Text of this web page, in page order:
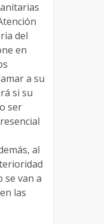
del
en
a su
si su
ser
al
se van a
las